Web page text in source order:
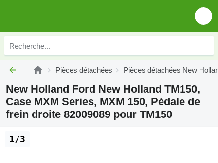
Pièces détachées Pièces détachées New
New Holland Ford New Holland TM150,
Case MXM Series, MXM 150, Pédale de
frein droite 82009089 pour TM150
1/3